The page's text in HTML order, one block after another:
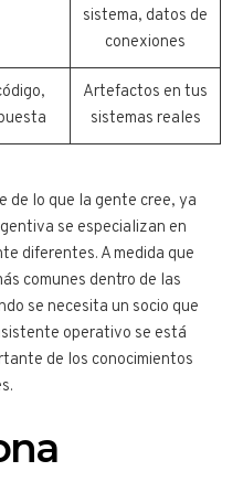
sistema, datos de
conexiones
Artefactos en tus
sistemas reales
de lo que la gente cree, ya
se especializan en
diferentes. A medida que
comunes dentro de las
se necesita un socio que
operativo se está
de los conocimientos